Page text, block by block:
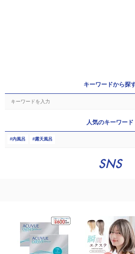
キーワードから探
人気のキーワード
内風呂 露天風呂
SNS